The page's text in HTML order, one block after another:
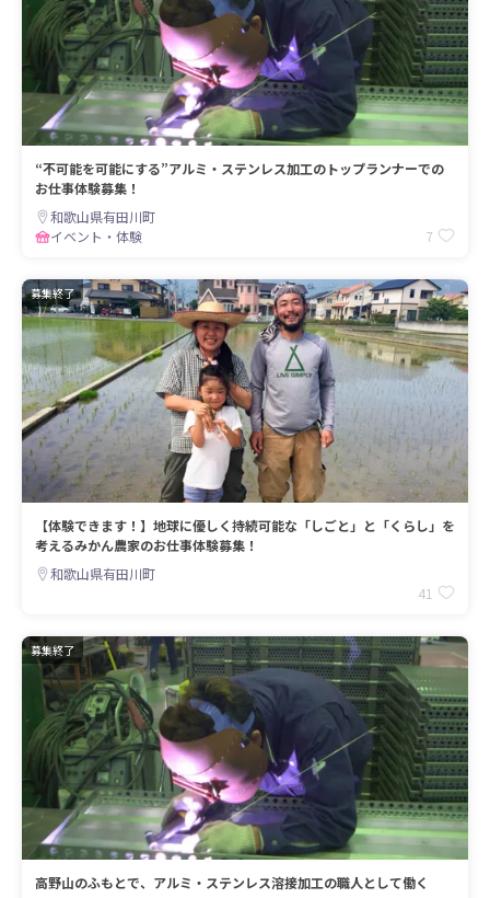
“不可能を可能にする”アルミ・ステンレス加工のトップランナーでの
お仕事体験募集！
和歌山県有田川町
イベント・体験
7
募集終了
【体験できます！】地球に優しく持続可能な「しごと」と「くらし」を
考えるみかん農家のお仕事体験募集！
和歌山県有田川町
41
募集終了
高野山のふもとで、アルミ・ステンレス溶接加工の職人として働く